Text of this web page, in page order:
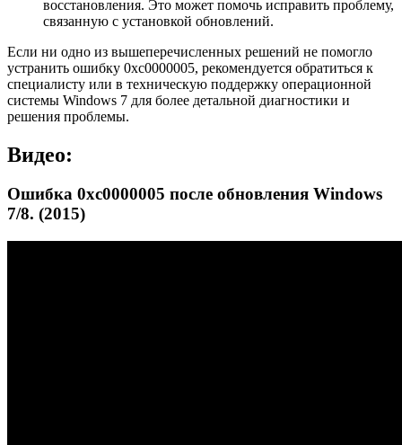
восстановления. Это может помочь исправить проблему,
связанную с установкой обновлений.
Если ни одно из вышеперечисленных решений не помогло
устранить ошибку 0xc0000005, рекомендуется обратиться к
специалисту или в техническую поддержку операционной
системы Windows 7 для более детальной диагностики и
решения проблемы.
Видео:
Ошибка 0xc0000005 после обновления Windows
7/8. (2015)